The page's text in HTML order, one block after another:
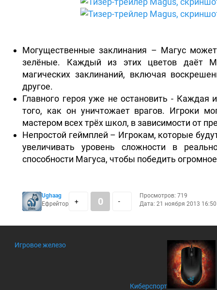
Могущественные заклинания – Магус
зелёные. Каждый из этих цветов даёт
магических заклинаний, включая
другое.
Главного героя уже не остановить - Каждая
того, как он уничтожает врагов. Игроки
мастером всех трёх школ, в зависимости от
Непростой геймплей – Игрокам, которые
увеличивать уровень сложности в
способности Магуса, чтобы победить
Ughaag
Ефрейтор
+ 0 -
Просмотров: 719
Дата: 21 ноября 2013 16:50
Игровое железо
Киберспорт